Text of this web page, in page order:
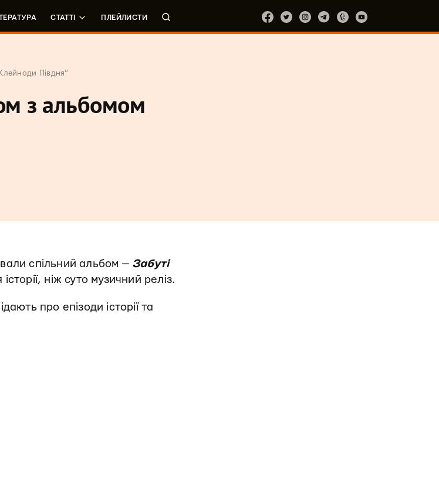
СТАТТІ ПЛЕЙЛИСТИ
Півдня”
з альбомом
спільний альбом — Забуті
ніж суто музичний реліз.
про епізоди історії та